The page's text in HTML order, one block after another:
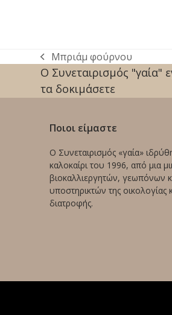
previous
post:
Μπριάμ φούρνου
Ο Συνεταιρισμός "γαία"
τα δοκιμάσετε
Ποιοι είμαστε
Ο Συνεταιρισμός «γαία»
καλοκαίρι του 1996, από μια
βιοκαλλιεργητών, γεωπόνων
υποστηρικτών της οικολογίας
διατροφής.